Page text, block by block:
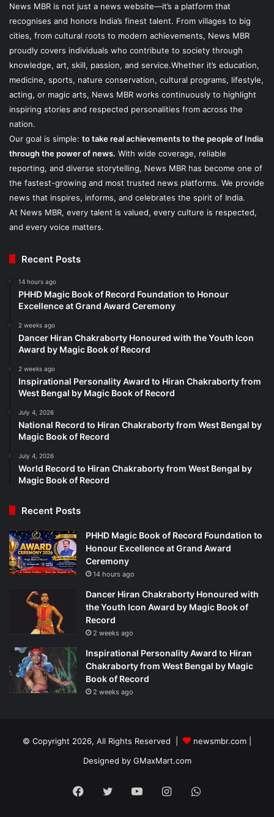
News MBR is not just a news website—it’s a platform that
recognises and honors India’s finest talent. From villages to big
cities, from cultural roots to modern achievements, News MBR
proudly covers individuals who contribute to society through
knowledge, art, skill, passion, and service.Whether it’s education,
medicine, sports, nature conservation, cultural programs, lifestyle,
acting, or magic arts, News MBR works continuously to highlight
inspiring stories and respected personalities from across the
nation.
Our goal is simple: to take real achievements to the people of India
through the power of news. With wide coverage, reliable
reporting, and diverse storytelling, News MBR has become one of
the fastest-growing and most trusted news platforms. We provide
news that inspires, informs, and celebrates the spirit of India.
At News MBR, every talent is valued, every culture is respected,
and every voice matters.
Recent Posts
14 hours ago
PHHD Magic Book of Record Foundation to Honour
Excellence at Grand Award Ceremony
2 weeks ago
Dancer Hiran Chakraborty Honoured with the Youth Icon
Award by Magic Book of Record
2 weeks ago
Inspirational Personality Award to Hiran Chakraborty from
West Bengal by Magic Book of Record
July 4, 2026
National Record to Hiran Chakraborty from West Bengal by
Magic Book of Record
July 4, 2026
World Record to Hiran Chakraborty from West Bengal by
Magic Book of Record
Recent Posts
PHHD Magic Book of Record Foundation to
Honour Excellence at Grand Award
Ceremony
14 hours ago
Dancer Hiran Chakraborty Honoured with
the Youth Icon Award by Magic Book of
Record
2 weeks ago
Inspirational Personality Award to Hiran
Chakraborty from West Bengal by Magic
Book of Record
2 weeks ago
© Copyright 2026, All Rights Reserved |
newsmbr.com |
Designed by GMaxMart.com
Facebook
TwitterYouTubeInstagramWhatsApp